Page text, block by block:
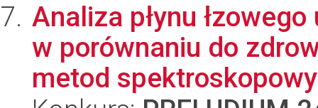
Analiza płynu
w porównaniu do
metod